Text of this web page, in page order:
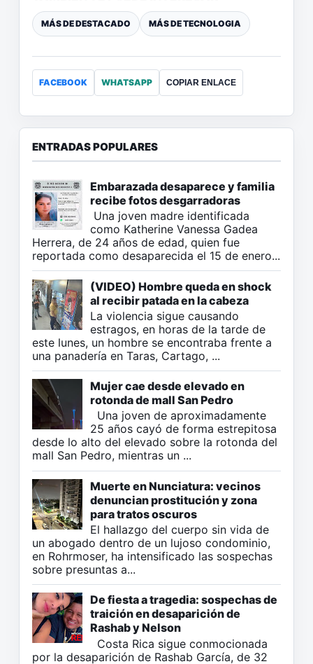
MÁS DE DESTACADO MÁS DE TECNOLOGIA
FACEBOOK WHATSAPP COPIAR ENLACE
ENTRADAS POPULARES
Embarazada desaparece y familia
recibe fotos desgarradoras
Una joven madre identificada
como Katherine Vanessa Gadea
Herrera, de 24 años de edad, quien fue
reportada como desaparecida el 15 de enero...
(VIDEO) Hombre queda en shock
al recibir patada en la cabeza
La violencia sigue causando
estragos, en horas de la tarde de
este lunes, un hombre se encontraba frente a
una panadería en Taras, Cartago, ...
Mujer cae desde elevado en
rotonda de mall San Pedro
Una joven de aproximadamente
25 años cayó de forma estrepitosa
desde lo alto del elevado sobre la rotonda del
mall San Pedro, mientras un ...
Muerte en Nunciatura: vecinos
denuncian prostitución y zona
para tratos oscuros
El hallazgo del cuerpo sin vida de
un abogado dentro de un lujoso condominio,
en Rohrmoser, ha intensificado las sospechas
sobre presuntas a...
De fiesta a tragedia: sospechas de
traición en desaparición de
Rashab y Nelson
Costa Rica sigue conmocionada
por la desaparición de Rashab García, de 32